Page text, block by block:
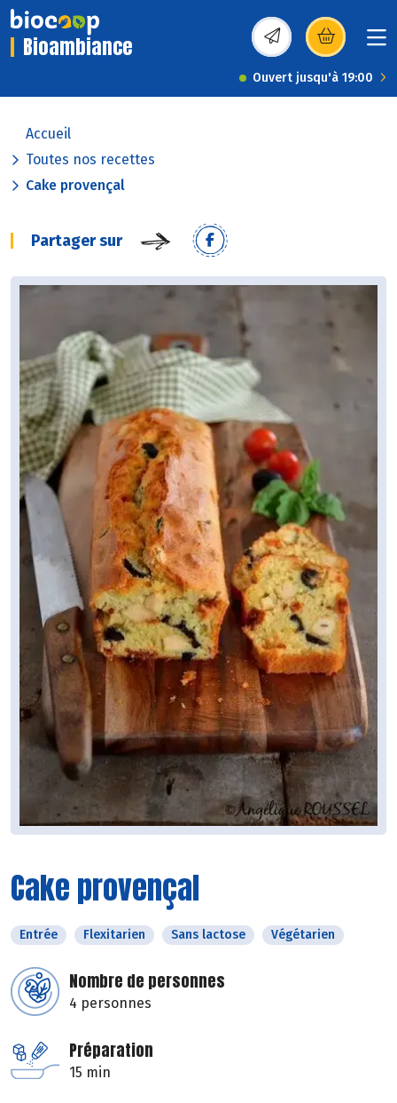
Bioambiance (s’ouvre dans une
Ouvert jusqu'à 19:00
Accueil
Toutes nos recettes
Cake provençal
Partager sur
Cake provençal
Entrée Flexitarien Sans lactose Végétarien
Nombre de personnes
4 personnes
Préparation
15 min